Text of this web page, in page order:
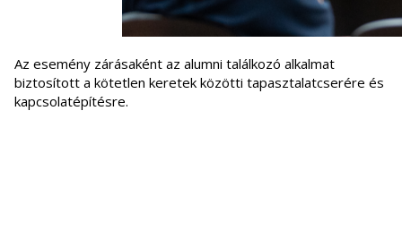
Az esemény zárásaként az alumni találkozó alkalmat
biztosított a kötetlen keretek közötti tapasztalatcserére és
kapcsolatépítésre.